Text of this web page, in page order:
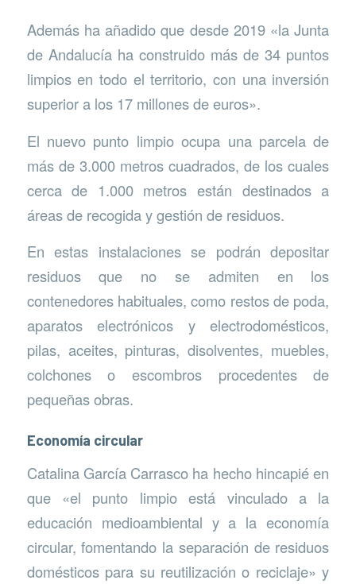
Además ha añadido que desde 2019 «la Junta
de Andalucía ha construido más de 34 puntos
limpios en todo el territorio, con una inversión
superior a los 17 millones de euros».
El nuevo punto limpio ocupa una parcela de
más de 3.000 metros cuadrados, de los cuales
cerca de 1.000 metros están destinados a
áreas de recogida y gestión de residuos.
En estas instalaciones se podrán depositar
residuos que no se admiten en los
contenedores habituales, como restos de poda,
aparatos electrónicos y electrodomésticos,
pilas, aceites, pinturas, disolventes, muebles,
colchones o escombros procedentes de
pequeñas obras.
Economía circular
Catalina García Carrasco ha hecho hincapié en
que «el punto limpio está vinculado a la
educación medioambiental y a la economía
circular, fomentando la separación de residuos
domésticos para su reutilización o reciclaje» y